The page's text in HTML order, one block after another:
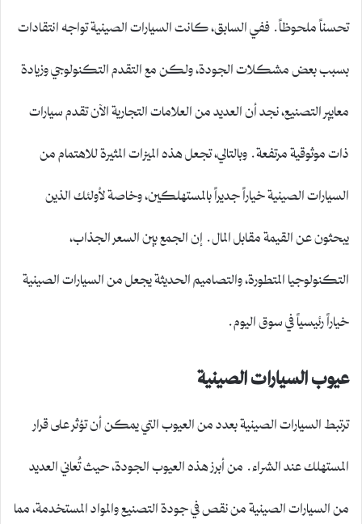
تحسناً ملحوظاً. ففي السابق، كانت السيارات الصينية تواجه انتقادات
بسبب بعض مشكلات الجودة، ولكن مع التقدم التكنولوجي وزيادة
معايير التصنيع، نجد أن العديد من العلامات التجارية الآن تقدم سيارات
ذات موثوقية مرتفعة. وبالتالي، تجعل هذه الميزات المثيرة للاهتمام من
السيارات الصينية خياراً جديراً بالمستهلكين، وخاصة لأولئك الذين
يبحثون عن القيمة مقابل المال. إن الجمع بين السعر الجذاب،
التكنولوجيا المتطورة، والتصاميم الحديثة يجعل من السيارات الصينية
خياراً رئيسياً في سوق اليوم.
عيوب السيارات الصينية
ترتبط السيارات الصينية بعدد من العيوب التي يمكن أن تؤثر على قرار
المستهلك عند الشراء. من أبرز هذه العيوب الجودة، حيث تُعاني العديد
من السيارات الصينية من نقص في جودة التصنيع والمواد المستخدمة، مما